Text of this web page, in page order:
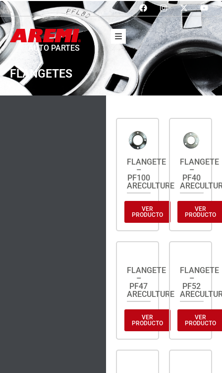
AUTO PARTES
FLANGETES
FLANGETE
–
PF100
ARECULTURE
VER
PRODUCTO
FLANGETE
–
PF40
VER
PRODUCTO
FLANGETE
–
PF47
ARECULTURE
VER
PRODUCTO
FLANGETE
–
PF52
VER
PRODUCTO